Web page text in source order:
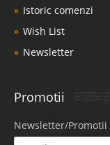
Istoric comenzi
Wish List
Newsletter
Promotii
Newsletter/Promotii